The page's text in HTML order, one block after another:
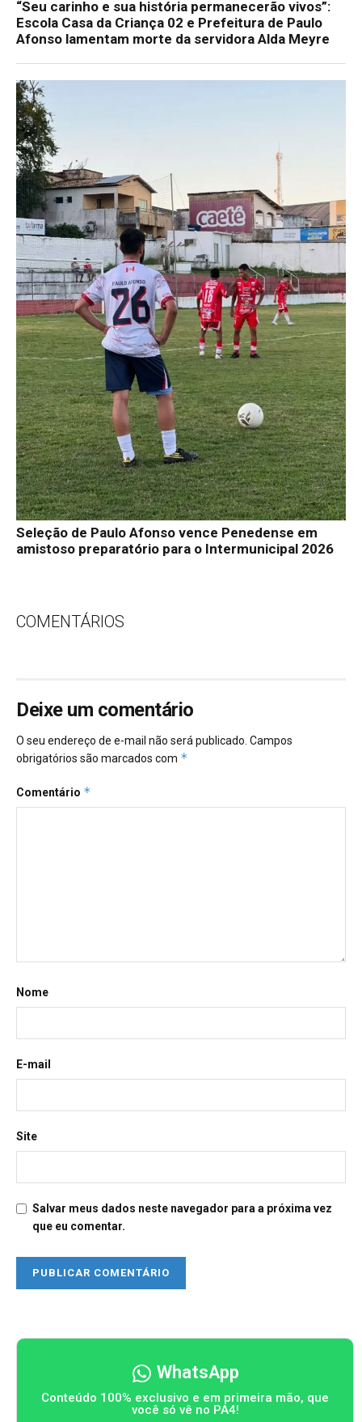
“Seu carinho e sua história permanecerão vivos”:
Escola Casa da Criança 02 e Prefeitura de Paulo
Afonso lamentam morte da servidora Alda Meyre
Seleção de Paulo Afonso vence Penedense em
amistoso preparatório para o Intermunicipal 2026
COMENTÁRIOS
Deixe um comentário
O seu endereço de e-mail não será publicado. Campos
obrigatórios são marcados com *
Comentário *
Nome
E-mail
Site
Salvar meus dados neste navegador para a próxima vez
que eu comentar.
WhatsApp
Conteúdo 100% exclusivo e em primeira mão, que
você só vê no PA4!